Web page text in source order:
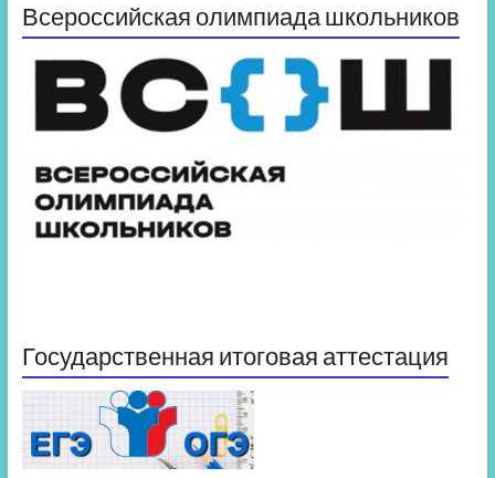
Всероссийская олимпиада школьников
Государственная итоговая аттестация